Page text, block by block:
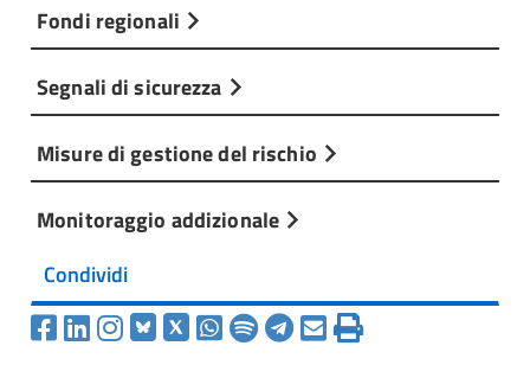
Fondi regionali
Segnali di sicurezza
Misure di gestione del rischio
Monitoraggio addizionale
Condividi